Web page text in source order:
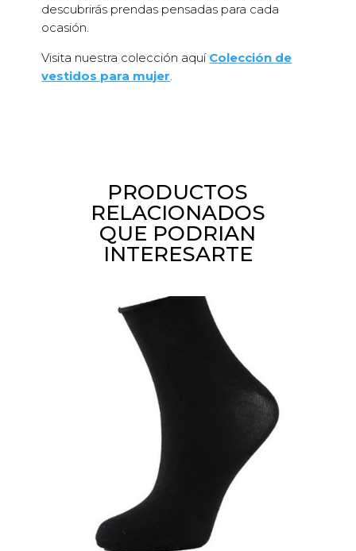
descubrirás prendas pensadas para cada
ocasión.
Visita nuestra colección aquí Colección de
vestidos para mujer.
PRODUCTOS
RELACIONADOS
QUE PODRIAN
INTERESARTE